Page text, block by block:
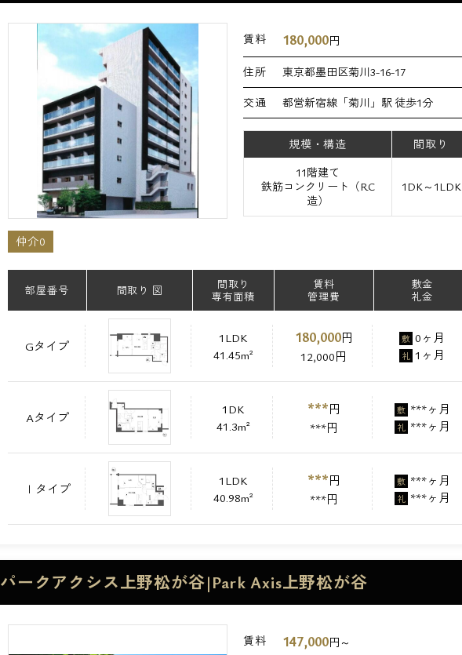
賃料 180,000円
住所 東京都墨田区菊川3-16-17
交通 都営新宿線「菊川」駅 徒歩1分
規模・構造 間取り
11階建て
鉄筋コンクリート（RC
造）
1DK～1LDK
仲介0
部屋番号 間取り 図
間取り
専有面積
賃料
管理費
敷金
礼金
Gタイプ
1LDK
41.45m²
180,000円
12,000円
敷 0ヶ月
礼 1ヶ月
Aタイプ
1DK
41.3m²
***円
***円
敷 ***ヶ月
礼 ***ヶ月
Ｉタイプ
1LDK
40.98m²
***円
***円
敷 ***ヶ月
礼 ***ヶ月
パークアクシス上野松が谷|Park Axis上野松が谷
賃料 147,000円～